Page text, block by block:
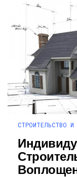
СТРОИТЕЛЬСТВО И